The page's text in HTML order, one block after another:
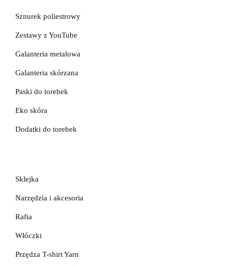
Sznurek poliestrowy
Zestawy z YouTube
Galanteria metalowa
Galanteria skórzana
Paski do torebek
Eko skóra
Dodatki do torebek
Sklejka
Narzędzia i akcesoria
Rafia
Włóczki
Przędza T-shirt Yarn